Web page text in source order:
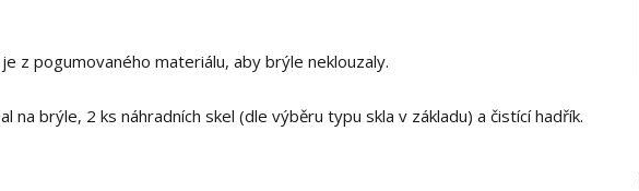
z pogumovaného materiálu, aby brýle neklouzaly.
na brýle, 2 ks náhradních skel (dle výběru typu skla v základu) a čistící hadřík.